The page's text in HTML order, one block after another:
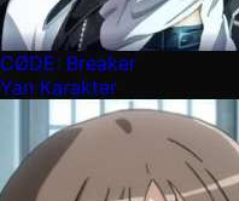
CØDE: Breaker
Yan Karakter